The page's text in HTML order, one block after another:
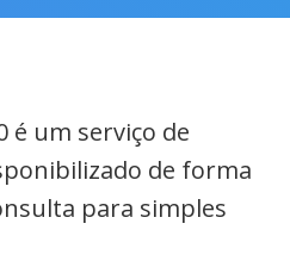
é um serviço de
de forma
para simples